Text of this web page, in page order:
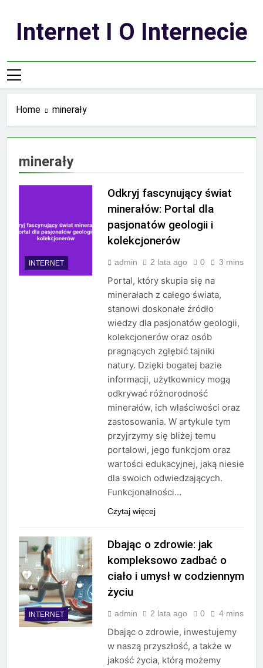
contentInternet I O Internecie
Home minerały
minerały
INTERNET
Odkryj fascynujący świat
minerałów: Portal dla
pasjonatów geologii i
kolekcjonerów
admin 2 lata ago 0 3 mins
Portal, który skupia się na
minerałach z całego świata,
stanowi doskonałe źródło
wiedzy dla pasjonatów geologii,
kolekcjonerów oraz osób
pragnących zgłębić tajniki
natury. Dzięki bogatej bazie
informacji, użytkownicy mogą
odkrywać różnorodność
minerałów, ich właściwości oraz
zastosowania. W artykule tym
przyjrzymy się bliżej temu
portalowi, jego funkcjom oraz
wartości edukacyjnej, jaką niesie
dla swoich odwiedzających.
Funkcjonalności…
Czytaj więcej
INTERNET
Dbając o zdrowie: jak
kompleksowo zadbać o
ciało i umysł w codziennym
życiu
admin 2 lata ago 0 4 mins
Dbając o zdrowie, inwestujemy
w naszą przyszłość, a także w
jakość życia, którą możemy